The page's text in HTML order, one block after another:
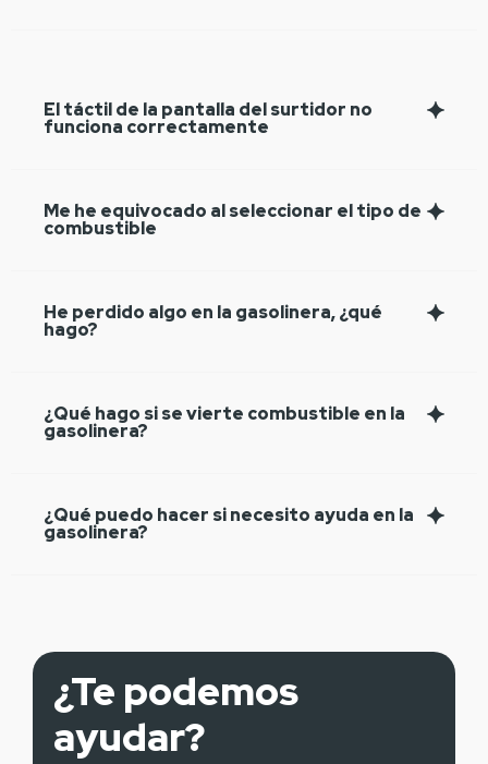
El táctil de la pantalla del surtidor no
funciona correctamente
Me he equivocado al seleccionar el tipo de
combustible
He perdido algo en la gasolinera, ¿qué
hago?
¿Qué hago si se vierte combustible en la
gasolinera?
¿Qué puedo hacer si necesito ayuda en la
gasolinera?
¿Te podemos
ayudar?